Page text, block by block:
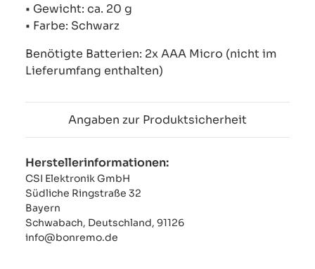
• Gewicht: ca. 20 g
• Farbe: Schwarz
Benötigte Batterien: 2x AAA Micro (nicht im
Lieferumfang enthalten)
Angaben zur Produktsicherheit
Herstellerinformationen:
CSI Elektronik GmbH
Südliche Ringstraße 32
Bayern
Schwabach, Deutschland, 91126
info@bonremo.de